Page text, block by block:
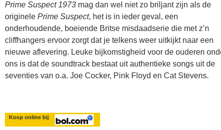
Prime Suspect 1973 mag dan wel niet zo briljant zijn als de
originele Prime Suspect, het is in ieder geval, een
onderhoudende, boeiende Britse misdaadserie die met z’n
cliffhangers ervoor zorgt dat je telkens weer uitkijkt naar een
nieuwe aflevering. Leuke bijkomstigheid voor de ouderen
ons is dat de soundtrack bestaat uit authentieke songs uit de
seventies van o.a. Joe Cocker, Pink Floyd en Cat Stevens.
Koop online bij